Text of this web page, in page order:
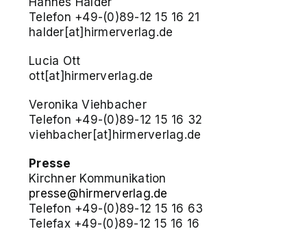
Telefon +49-(0)89-12 15 16 21
halder[at]hirmerverlag.de
Lucia Ott
ott[at]hirmerverlag.de
Veronika Viehbacher
Telefon +49-(0)89-12 15 16 32
viehbacher[at]hirmerverlag.de
Presse
Kirchner Kommunikation
presse@hirmerverlag.de
Telefon +49-(0)89-12 15 16 63
Telefax +49-(0)89-12 15 16 16